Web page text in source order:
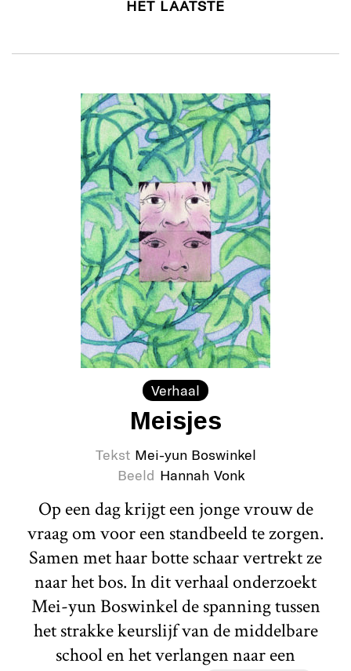
HET LAATSTE
Verhaal
Meisjes
Tekst Mei-yun Boswinkel
Beeld Hannah Vonk
Op een dag krijgt een jonge vrouw de
vraag om voor een standbeeld te zorgen.
Samen met haar botte schaar vertrekt ze
naar het bos. In dit verhaal onderzoekt
Mei-yun Boswinkel de spanning tussen
het strakke keurslijf van de middelbare
school en het verlangen naar een